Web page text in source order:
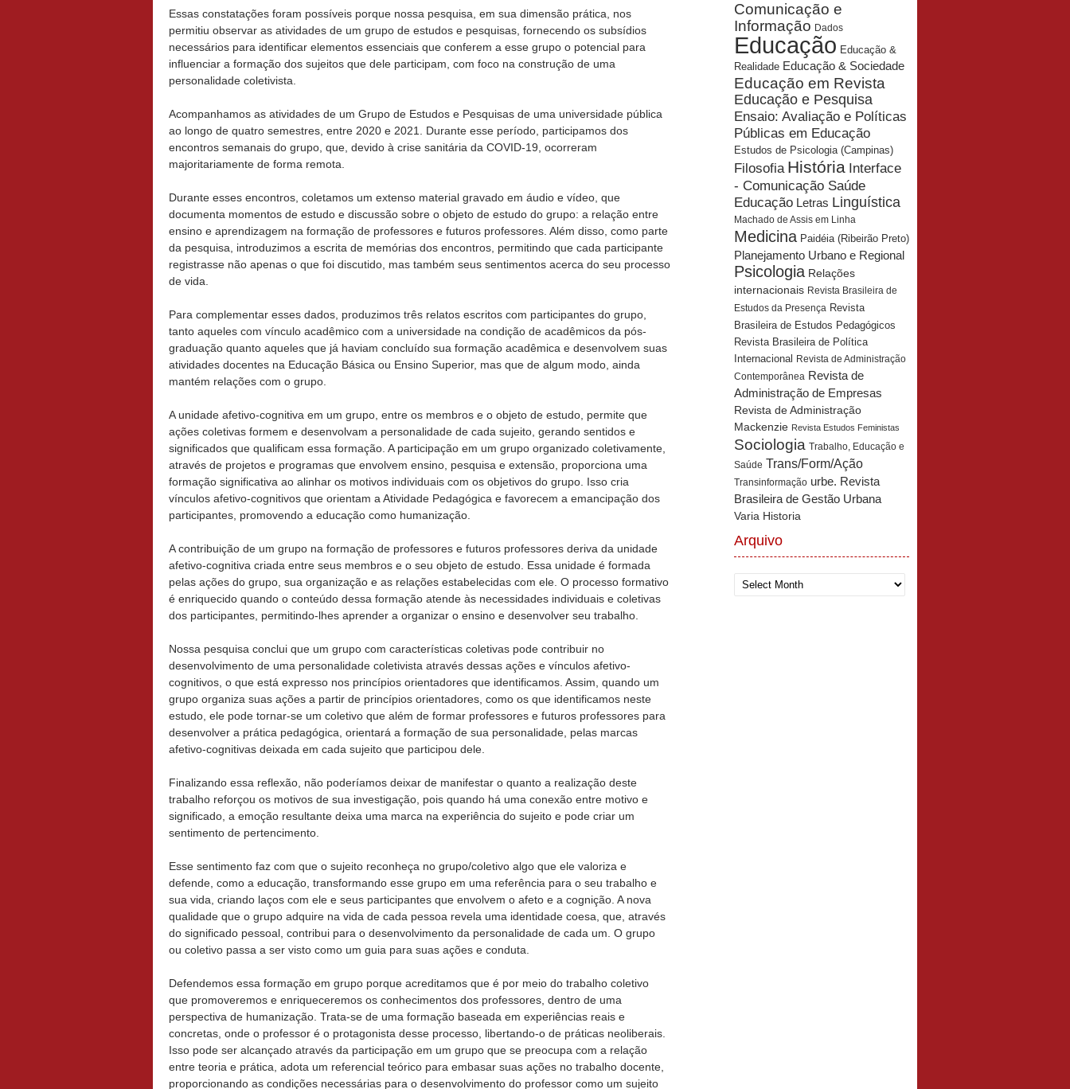
Essas constatações foram possíveis porque nossa pesquisa, em sua dimensão prática, nos
permitiu observar as atividades de um grupo de estudos e pesquisas, fornecendo os subsídios
necessários para identificar elementos essenciais que conferem a esse grupo o potencial para
influenciar a formação dos sujeitos que dele participam, com foco na construção de uma
personalidade coletivista.
Acompanhamos as atividades de um Grupo de Estudos e Pesquisas de uma universidade pública
ao longo de quatro semestres, entre 2020 e 2021. Durante esse período, participamos dos
encontros semanais do grupo, que, devido à crise sanitária da COVID-19, ocorreram
majoritariamente de forma remota.
Durante esses encontros, coletamos um extenso material gravado em áudio e vídeo, que
documenta momentos de estudo e discussão sobre o objeto de estudo do grupo: a relação entre
ensino e aprendizagem na formação de professores e futuros professores. Além disso, como parte
da pesquisa, introduzimos a escrita de memórias dos encontros, permitindo que cada participante
registrasse não apenas o que foi discutido, mas também seus sentimentos acerca do seu processo
de vida.
Para complementar esses dados, produzimos três relatos escritos com participantes do grupo,
tanto aqueles com vínculo acadêmico com a universidade na condição de acadêmicos da pós-
graduação quanto aqueles que já haviam concluído sua formação acadêmica e desenvolvem suas
atividades docentes na Educação Básica ou Ensino Superior, mas que de algum modo, ainda
mantém relações com o grupo.
A unidade afetivo-cognitiva em um grupo, entre os membros e o objeto de estudo, permite que
ações coletivas formem e desenvolvam a personalidade de cada sujeito, gerando sentidos e
significados que qualificam essa formação. A participação em um grupo organizado coletivamente,
através de projetos e programas que envolvem ensino, pesquisa e extensão, proporciona uma
formação significativa ao alinhar os motivos individuais com os objetivos do grupo. Isso cria
vínculos afetivo-cognitivos que orientam a Atividade Pedagógica e favorecem a emancipação dos
participantes, promovendo a educação como humanização.
A contribuição de um grupo na formação de professores e futuros professores deriva da unidade
afetivo-cognitiva criada entre seus membros e o seu objeto de estudo. Essa unidade é formada
pelas ações do grupo, sua organização e as relações estabelecidas com ele. O processo formativo
é enriquecido quando o conteúdo dessa formação atende às necessidades individuais e coletivas
dos participantes, permitindo-lhes aprender a organizar o ensino e desenvolver seu trabalho.
Nossa pesquisa conclui que um grupo com características coletivas pode contribuir no
desenvolvimento de uma personalidade coletivista através dessas ações e vínculos afetivo-
cognitivos, o que está expresso nos princípios orientadores que identificamos. Assim, quando um
grupo organiza suas ações a partir de princípios orientadores, como os que identificamos neste
estudo, ele pode tornar-se um coletivo que além de formar professores e futuros professores para
desenvolver a prática pedagógica, orientará a formação de sua personalidade, pelas marcas
afetivo-cognitivas deixada em cada sujeito que participou dele.
Finalizando essa reflexão, não poderíamos deixar de manifestar o quanto a realização deste
trabalho reforçou os motivos de sua investigação, pois quando há uma conexão entre motivo e
significado, a emoção resultante deixa uma marca na experiência do sujeito e pode criar um
sentimento de pertencimento.
Esse sentimento faz com que o sujeito reconheça no grupo/coletivo algo que ele valoriza e
defende, como a educação, transformando esse grupo em uma referência para o seu trabalho e
sua vida, criando laços com ele e seus participantes que envolvem o afeto e a cognição. A nova
qualidade que o grupo adquire na vida de cada pessoa revela uma identidade coesa, que, através
do significado pessoal, contribui para o desenvolvimento da personalidade de cada um. O grupo
ou coletivo passa a ser visto como um guia para suas ações e conduta.
Defendemos essa formação em grupo porque acreditamos que é por meio do trabalho coletivo
que promoveremos e enriqueceremos os conhecimentos dos professores, dentro de uma
perspectiva de humanização. Trata-se de uma formação baseada em experiências reais e
concretas, onde o professor é o protagonista desse processo, libertando-o de práticas neoliberais.
Isso pode ser alcançado através da participação em um grupo que se preocupa com a relação
entre teoria e prática, adota um referencial teórico para embasar suas ações no trabalho docente,
proporcionando as condições necessárias para o desenvolvimento do professor como um sujeito
Comunicação e
Informação Dados
Educação Educação &
Realidade Educação & Sociedade
Educação em Revista
Educação e Pesquisa
Ensaio: Avaliação e Políticas
Públicas em Educação
Estudos de Psicologia (Campinas)
Filosofia História Interface
- Comunicação Saúde
Educação Letras Linguística
Machado de Assis em Linha
Medicina Paidéia (Ribeirão Preto)
Planejamento Urbano e Regional
Psicologia Relações
internacionais Revista Brasileira de
Estudos da Presença Revista
Brasileira de Estudos Pedagógicos
Revista Brasileira de Política
Internacional Revista de Administração
Contemporânea Revista de
Administração de Empresas
Revista de Administração
Mackenzie Revista Estudos Feministas
Sociologia Trabalho, Educação e
Saúde Trans/Form/Ação
Transinformação urbe. Revista
Brasileira de Gestão Urbana
Varia Historia
Arquivo
Arquivo